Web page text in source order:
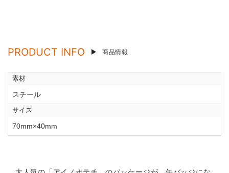
PRODUCT INFO 商品情報
素材
スチール
サイズ
70mm×40mm